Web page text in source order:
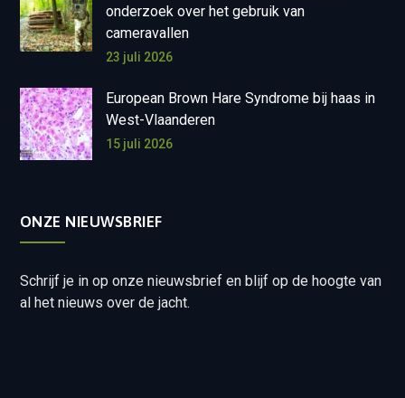
onderzoek over het gebruik van
cameravallen
23 juli 2026
European Brown Hare Syndrome bij haas in
West-Vlaanderen
15 juli 2026
ONZE NIEUWSBRIEF
Schrijf je in op onze nieuwsbrief en blijf op de hoogte van
al het nieuws over de jacht.